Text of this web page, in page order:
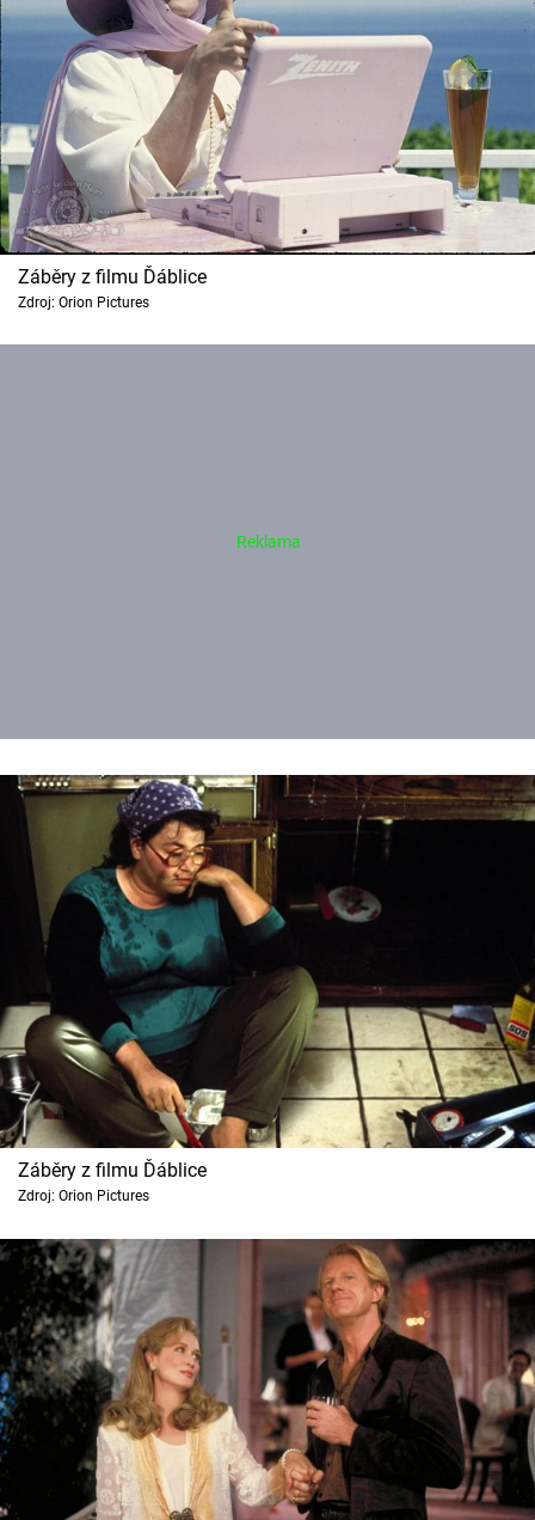
Záběry z filmu Ďáblice
Zdroj: Orion Pictures
Záběry z filmu Ďáblice
Zdroj: Orion Pictures